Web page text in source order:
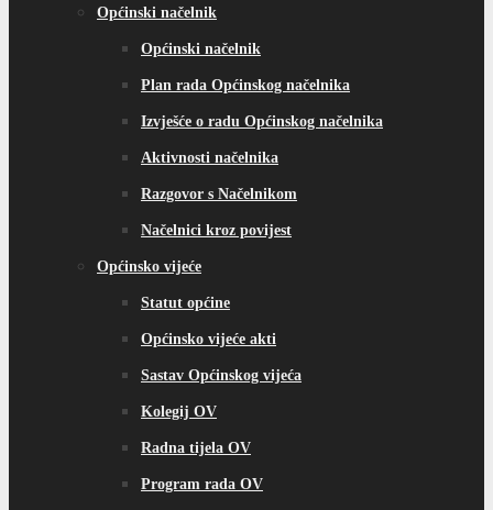
Općinski načelnik
Općinski načelnik
Plan rada Općinskog načelnika
Izvješće o radu Općinskog načelnika
Aktivnosti načelnika
Razgovor s Načelnikom
Načelnici kroz povijest
Općinsko vijeće
Statut općine
Općinsko vijeće akti
Sastav Općinskog vijeća
Kolegij OV
Radna tijela OV
Program rada OV